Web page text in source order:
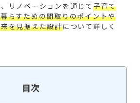
リノベーションを通じて 子育て
らすための間取りのポイントや
を見据えた設計について詳しく
目次